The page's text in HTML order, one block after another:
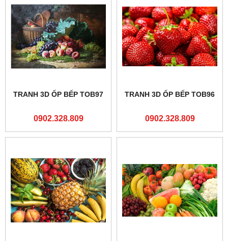
TRANH 3D ỐP BẾP TOB97
0902.328.809
TRANH 3D ỐP BẾP TOB96
0902.328.809